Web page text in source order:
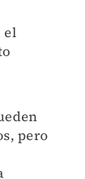
el
pero